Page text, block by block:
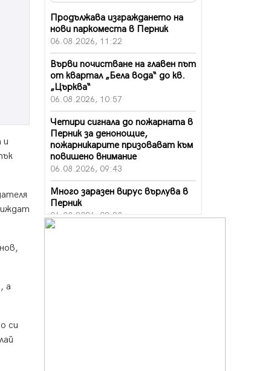
и
а
си
Продължава изграждането на
нови паркоместа в Перник
06.08.2026, 11:22
Върви почистване на главен път
от квартал „Бела вода“ до кв.
„Църква“
06.08.2026, 10:57
Четири сигнала до пожарната в
Перник за денонощие,
пожарникарите призовават към
повишено внимание
06.08.2026, 09:43
Много заразен вирус върлува в
Перник
06.08.2026, 09:28